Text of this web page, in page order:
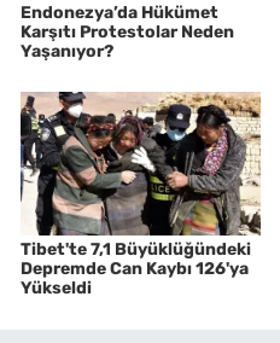
Endonezya’da Hükümet
Karşıtı Protestolar Neden
Yaşanıyor?
Tibet'te 7,1 Büyüklüğündeki
Depremde Can Kaybı 126'ya
Yükseldi